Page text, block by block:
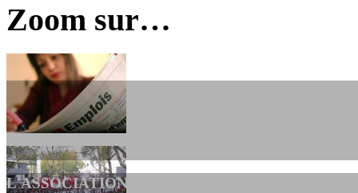
Zoom sur…
L'ASSOCIATION